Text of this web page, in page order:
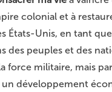
colonial et à
États-Unis, en tant
des peuples et des
force militaire, mais
développement